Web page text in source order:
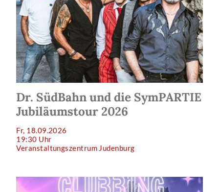
Dr. SüdBahn und die SymPARTIE
Jubiläumstour 2026
Fr, 18.09.2026
19:30 Uhr
Veranstaltungszentrum Judenburg